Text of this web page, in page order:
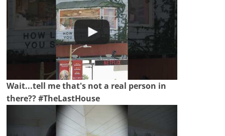
Wait...tell me that's not a real person in
there?? #TheLastHouse